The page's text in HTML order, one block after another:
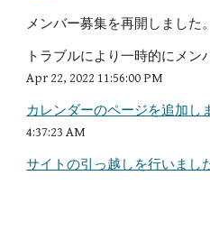
メンバー募集を再開しました
トラブルにより一時的にメ
Apr 22, 2022 11:56:00 PM
カレンダーのページを追加し
4:37:23 AM
サイトの引っ越しを行いまし